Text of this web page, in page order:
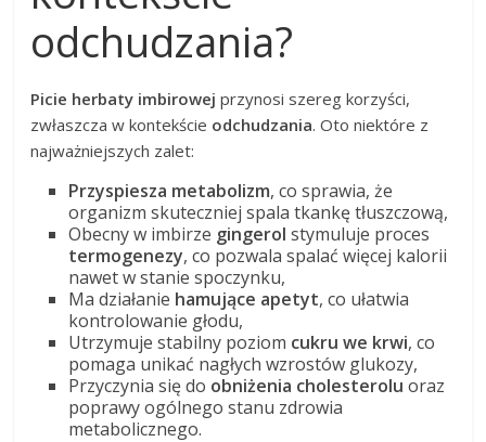
odchudzania?
Picie herbaty imbirowej przynosi szereg korzyści,
zwłaszcza w kontekście odchudzania. Oto niektóre z
najważniejszych zalet:
Przyspiesza metabolizm, co sprawia, że
organizm skuteczniej spala tkankę tłuszczową,
Obecny w imbirze gingerol stymuluje proces
termogenezy, co pozwala spalać więcej kalorii
nawet w stanie spoczynku,
Ma działanie hamujące apetyt, co ułatwia
kontrolowanie głodu,
Utrzymuje stabilny poziom cukru we krwi, co
pomaga unikać nagłych wzrostów glukozy,
Przyczynia się do obniżenia cholesterolu oraz
poprawy ogólnego stanu zdrowia
metabolicznego.